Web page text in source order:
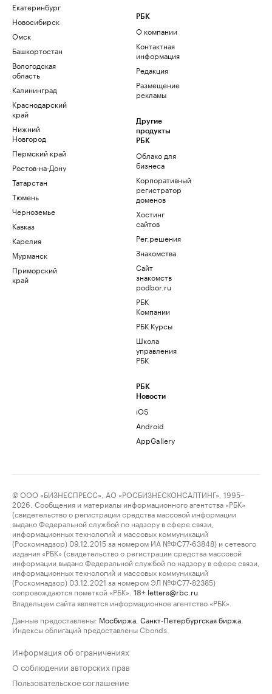
Екатеринбург
Новосибирск
Омск
Башкортостан
Вологодская
область
Калининград
Краснодарский
край
Нижний
Новгород
Пермский край
Ростов-на-Дону
Татарстан
Тюмень
Черноземье
Кавказ
Карелия
Мурманск
Приморский
край
РБК
О компании
Контактная
информация
Редакция
Размещение
рекламы
Другие
продукты
РБК
Облако для
бизнеса
Корпоративный
регистратор
доменов
Хостинг
сайтов
Рег.решения
Знакомства
Сайт
знакомств
podbor.ru
РБК
Компании
РБК Курсы
Школа
управления
РБК
РБК
Новости
iOS
Android
AppGallery
© ООО «БИЗНЕСПРЕСС», АО «РОСБИЗНЕСКОНСАЛТИНГ», 1995–
2026. Сообщения и материалы информационного агентства «РБК»
(свидетельство о регистрации средства массовой информации
выдано Федеральной службой по надзору в сфере связи,
информационных технологий и массовых коммуникаций
(Роскомнадзор) 09.12.2015 за номером ИА №ФС77-63848) и сетевого
издания «РБК» (свидетельство о регистрации средства массовой
информации выдано Федеральной службой по надзору в сфере связи,
информационных технологий и массовых коммуникаций
(Роскомнадзор) 03.12.2021 за номером ЭЛ №ФС77-82385)
сопровождаются пометкой «РБК».
18+ letters@rbc.ru
Владельцем сайта является информационное агентство «РБК».
Данные предоставлены: Мосбиржа Санкт-Петербургская биржа
Индексы облигаций предоставлены Cbonds.
Информация об ограничениях
О соблюдении авторских прав
Пользовательское соглашение